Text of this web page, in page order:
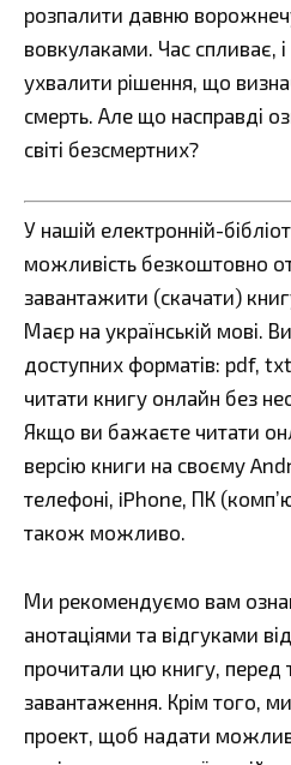
розпалити давню
вовкулаками. Час спливає, і
ухвалити рішення, що
смерть. Але що насправді
світі безсмертних?
У нашій електронній-
можливість безкоштовно
завантажити (скачати)
Маєр на українській мові.
доступних форматів: pdf,
читати книгу онлайн без
Якщо ви бажаєте читати
версію книги на своєму
телефоні, iPhone, ПК
також можливо.
Ми рекомендуємо вам
анотаціями та відгуками
прочитали цю книгу, перед
завантаження. Крім того,
проект, щоб надати